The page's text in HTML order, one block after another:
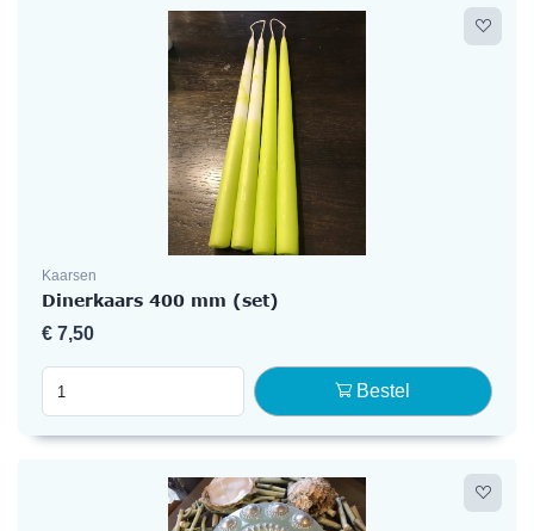
Kaarsen
Dinerkaars 400 mm (set)
€ 7,50
Bestel